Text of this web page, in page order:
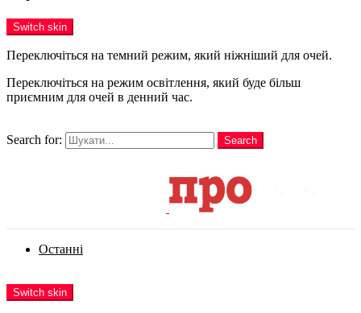
Switch skin
Переключіться на темний режим, який ніжніший для очей.
Переключіться на режим освітлення, який буде більш
приємним для очей в денний час.
Search for:
Search
Останні
Switch skin